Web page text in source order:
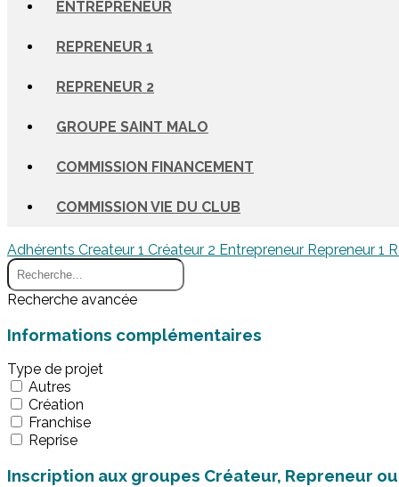
ENTREPRENEUR
REPRENEUR 1
REPRENEUR 2
GROUPE SAINT MALO
COMMISSION FINANCEMENT
COMMISSION VIE DU CLUB
Adhérents Createur 1 Créateur 2 Entrepreneur Repreneur 1
Recherche avancée
Informations complémentaires
Type de projet
Autres
Création
Franchise
Reprise
Inscription aux groupes Créateur, Repreneur